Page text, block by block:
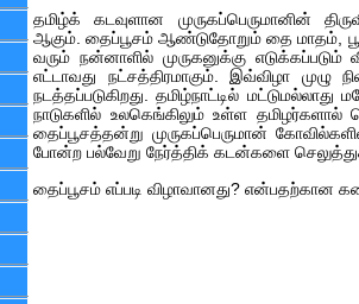
தமிழ்க் கடவுளான முருகப்பெருமானின்
ஆகும். தைப்பூசம் ஆண்டுதோறும் தை மாதம், பூச
வரும் நன்னாளில் முருகனுக்கு எடுக்கப்படும்
எட்டாவது நட்சத்திரமாகும். இவ்விழா முழு
நடத்தப்படுகிறது. தமிழ்நாட்டில் மட்டுமல்லாது
நாடுகளில் உலகெங்கிலும் உள்ள தமிழர்களால்
தைப்பூசத்தன்று முருகப்பெருமான்
போன்ற பல்வேறு நேர்த்திக் கடன்களை
தைப்பூசம் எப்படி விழாவானது? என்பதற்கான